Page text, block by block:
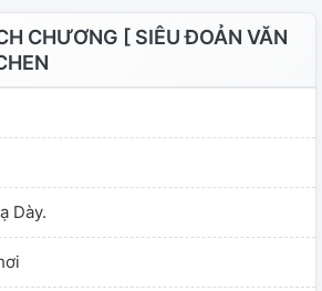
CHƯƠNG [ SIÊU ĐOẢN VĂN
Dày.